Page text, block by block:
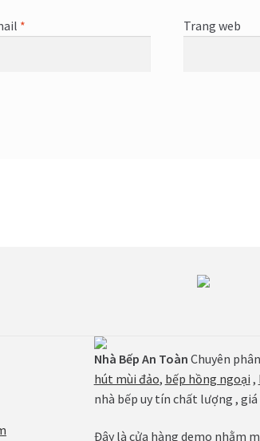
* Trang web
Nhà Bếp An Toàn Chuyên
hút mùi đảo, bếp hồng ngoại ,
nhà bếp uy tín chất lượng ,
Đây là cửa hàng demo nhằm